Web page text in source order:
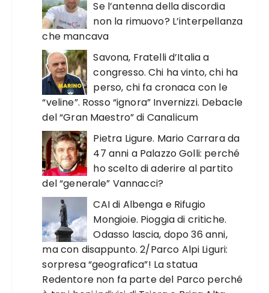
Se l’antenna della discordia
non la rimuovo? L’interpellanza
che mancava
Savona, Fratelli d’Italia a
congresso. Chi ha vinto, chi ha
perso, chi fa cronaca con le
“veline”. Rosso “ignora” Invernizzi. Debacle
del “Gran Maestro” di Canalicum
Pietra Ligure. Mario Carrara da
47 anni a Palazzo Golli: perché
ho scelto di aderire al partito
del “generale” Vannacci?
CAI di Albenga e Rifugio
Mongioie. Pioggia di critiche.
Odasso lascia, dopo 36 anni,
ma con disappunto. 2/Parco Alpi Liguri:
sorpresa “geografica”! La statua
Redentore non fa parte del Parco perché